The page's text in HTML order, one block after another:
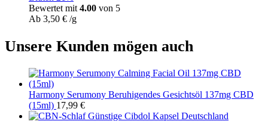
Bewertet mit 4.00 von 5
Ab 3,50 € /g
Unsere Kunden mögen auch
Harmony Serumony Beruhigendes Gesichtsöl 137mg CBD
(15ml) 17,99 €